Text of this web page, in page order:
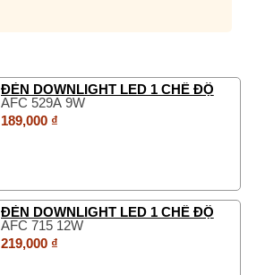
ĐÈN DOWNLIGHT LED 1 CHẾ ĐỘ
AFC 529A 9W
189,000 ₫
ĐÈN DOWNLIGHT LED 1 CHẾ ĐỘ
AFC 715 12W
219,000 ₫